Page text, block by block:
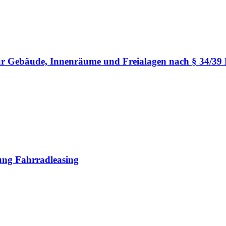
Innenräume und Freialagen nach § 34/
Fahrradleasing